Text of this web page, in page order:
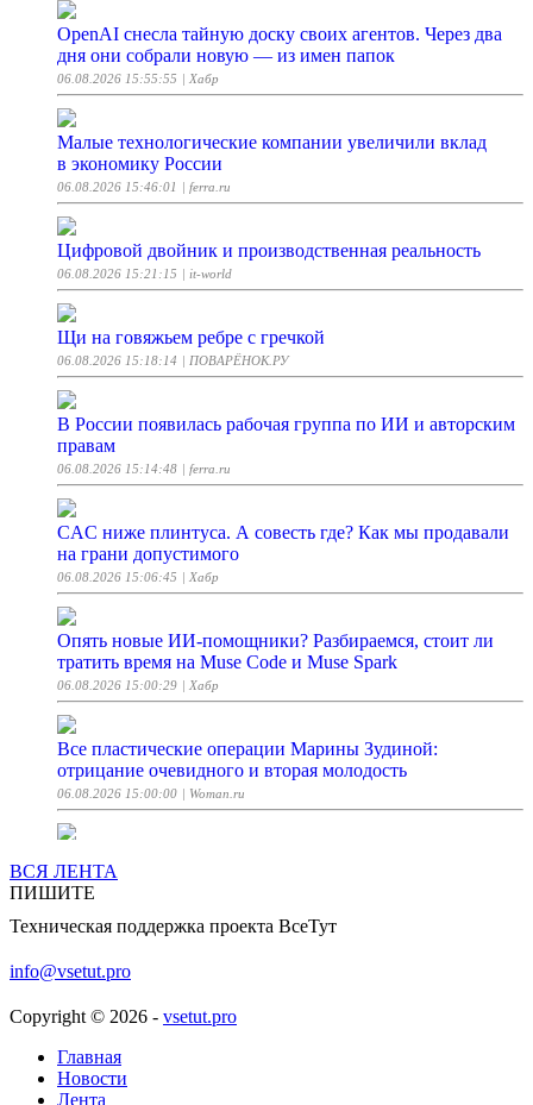
OpenAI снесла тайную доску своих агентов. Через два
дня они собрали новую — из имен папок
06.08.2026 15:55:55 | Хабр
Малые технологические компании увеличили вклад
в экономику России
06.08.2026 15:46:01 | ferra.ru
Цифровой двойник и производственная реальность
06.08.2026 15:21:15 | it-world
Щи на говяжьем ребре с гречкой
06.08.2026 15:18:14 | ПОВАРЁНОК.РУ
В России появилась рабочая группа по ИИ и авторским
правам
06.08.2026 15:14:48 | ferra.ru
CAC ниже плинтуса. А совесть где? Как мы продавали
на грани допустимого
06.08.2026 15:06:45 | Хабр
Опять новые ИИ-помощники? Разбираемся, стоит ли
тратить время на Muse Code и Muse Spark
06.08.2026 15:00:29 | Хабр
Все пластические операции Марины Зудиной:
отрицание очевидного и вторая молодость
06.08.2026 15:00:00 | Woman.ru
трансформации в России
06.08.2026 14:54:04
Когда нейросеть слушает не вас — про промпт-
инъекцию без жаргона
06.08.2026 14:51:02 | Хабр
С широко закрытыми глазами: двойная жизнь
государств, компаний и корпораций —или как измерить
ВСЯ ЛЕНТА
ПИШИТЕ
Техническая поддержка проекта ВсеТут
info@vsetut.pro
Copyright © 2026 - vsetut.pro
Главная
Новости
Лента